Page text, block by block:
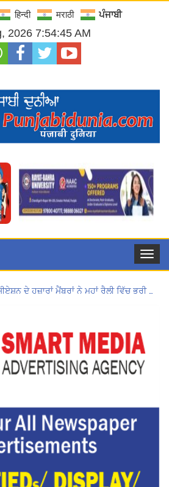
हिन्दी मराठी ਪੰਜਾਬੀ
2026 7:54:46 AM
Toggle
ਪੰਜਾਬ ਪੁਲਿਸ ਪੈਨਸ਼ਨਰ ਐਸੋਸੀਏਸ਼ਨ ਦੇ ਹਜ਼ਾਰਾਂ ਮੈਂਬਰਾਂ ਨੇ ਮਹਾਂ ਰੈਲੀ ਵਿੱਚ ਭਰੀ ਹਾਜ਼ਰੀ
Sahib, Amritsar – Punjabi Dunia
में सजेगा “तीज मुटियारां दी” का रंग
Sahib, Amritsar – Punjabi Dunia